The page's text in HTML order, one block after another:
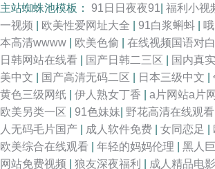
主站蜘蛛池模板： 91日日夜夜91 福利小视
一视频
欧美性爱网址大全 91白浆蝌蚪
本高清wwww
欧美色偷 在线视频国语对白
日韩网站在线看
国产日韩二三区 国内真
美中文
国产高清无码二区 日本三级中文
黄色三级网纸
伊人熟女丁香 a片网站a片
欧美另类一区
91色妹妹 野花高清在线观看
人无码毛片国产
成人软件免费 女同恋足
欧美综合在线观看
年轻的妈妈伦理 黑人
网站免费视频
狼友深夜福利 成人精品电